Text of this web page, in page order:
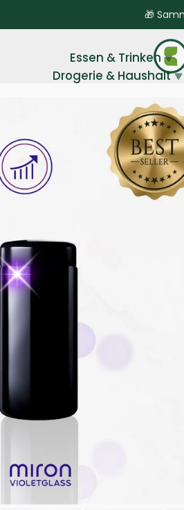
🎁
Essen & Trinken
Drogerie & Haushalt